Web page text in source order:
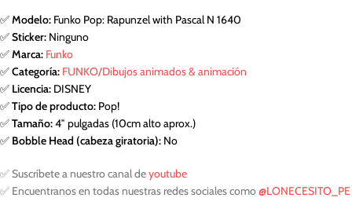
✅Modelo: Funko Pop: Rapunzel with Pascal N 1640
✅Sticker: Ninguno
✅Marca: Funko
✅Categoría: FUNKO/Dibujos animados & animación
✅ Licencia: DISNEY
✅Tipo de producto: Pop!
✅Tamaño:4″ pulgadas (10cm alto aprox.)
✅ Bobble Head (cabeza giratoria): No
✅ Suscríbete a nuestro canal deyoutube
✅ Encuentranos en todas nuestras redes sociales como@LONECESITO_PE